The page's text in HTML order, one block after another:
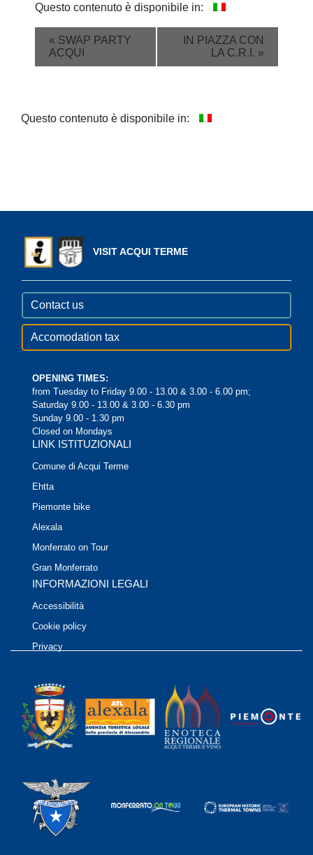
Questo contenuto è disponibile in:
Event
Navigation
« SWAP PARTY
ACQUI
IN PIAZZA CON
LA C.R.I. »
Questo contenuto è disponibile in:
VISIT ACQUI TERME
Contact us
Accomodation tax
OPENING TIMES:
from Tuesday to Friday 9.00 - 13.00 & 3.00 - 6.00 pm;
Saturday 9.00 - 13.00 & 3.00 - 6.30 pm
Sunday 9.00 - 1.30 pm
Closed on Mondays
LINK ISTITUZIONALI
Comune di Acqui Terme
Ehtta
Piemonte bike
Alexala
Monferrato on Tour
Gran Monferrato
INFORMAZIONI LEGALI
Accessibilità
Cookie policy
Privacy